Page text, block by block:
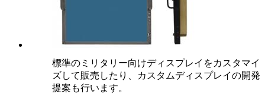
標準のミリタリー向けディスプレイをカスタマイ
ズして販売したり、カスタムディスプレイの開発
提案も行います。